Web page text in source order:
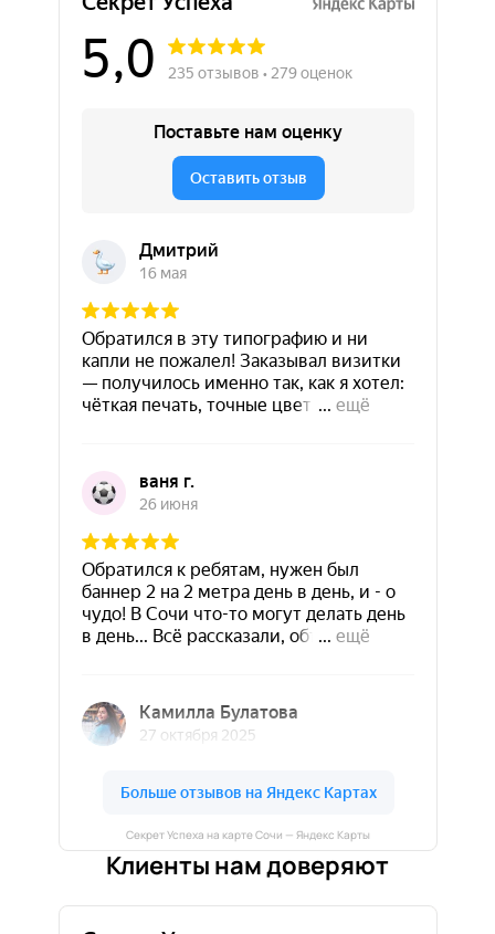
Секрет Успеха на карте Сочи — Яндекс Карты
Клиенты нам доверяют